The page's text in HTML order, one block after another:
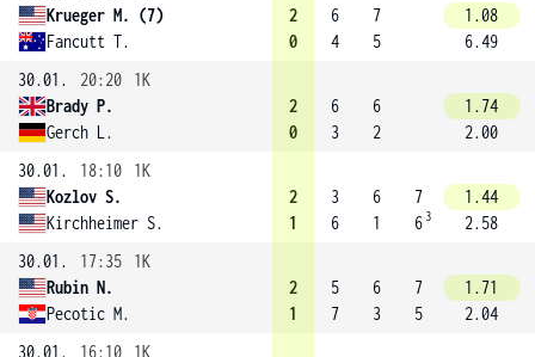
Krueger M. (7)
Fancutt T.
2
0
6
4
7
5
1.08
6.49
30.01.
20:20
1K
Brady P.
Gerch L.
2
0
6
3
6
2
1.74
2.00
30.01.
18:10
1K
Kozlov S.
Kirchheimer S.
2
1
3
6
6
1
7
6 3
1.44
2.58
30.01.
17:35
1K
Rubin N.
Pecotic M.
2
1
5
7
6
3
7
5
1.71
2.04
30.01.
16:10 1K